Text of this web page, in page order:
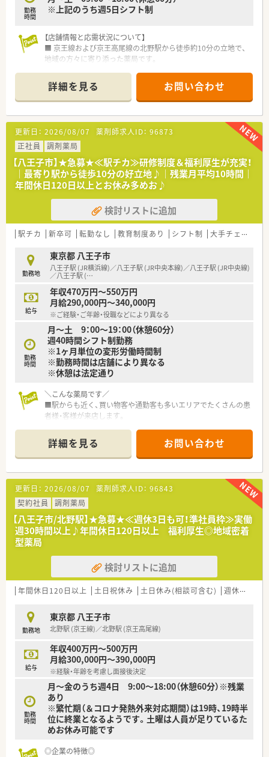
カウンセリングも含め正にトータルヘルスケアの名にふさわし
い体制です。
≪安心して長く働ける労働環境≫
■会長や社長は薬剤師です。
そのため薬剤師の気持ちを理解し汲んだ企業カラー、組織を構築
■従業員の労働環境整備にも配慮があり、年間休日115日。5日
連続休暇制度(取得率96.7％)、有給取得数も平均で10日以上。
残業は全社平均5～15h程度です。
用無し
■育児休業中に週1～2日のフレキシブル勤務可、復職後はお子
様が小学校3年生の学年末まで5時間の時短勤務可、最大10日ま
での看護休暇が取得できます。
≪キャリアパスが豊富≫
■年間50店舗の出店を予定しており、出店に伴い薬局長やエリ
アマネジャーのポジションが多数。
■1年以内での薬局長就任へ向けた習熟も実施しており、ご経験
を活かした早期のポジションアップが目指せます。
勤務
時間
※上記のうち週5日シフト制
【店舗情報と応需状況について】
■ 京王線および京王高尾線の北野駅から徒歩約10分の立地で、
地域の方々に寄り添った薬局です。
合で処方箋を応需しております。
■ 1日あたりの平均処方箋応需枚数は70～80枚程度で、薬剤師
は常時3～4名体制で対応しています。
【求人情報について】
■ 年間休日125日程度と多く、ワークライフバランスを重視した
い方に最適な求人情報です。
■ 有給休暇取得率は80%以上と高い実績があり、しっかりお休
みを取得できる環境が整っています。
■ 経験や条件により年収500万円から600万円スタートも可能
であり、高収入を目指せます。
【こんな方にオススメ】
■ 転居を伴う異動がなく、八王子市を中心とした地域に密着し
て長く働きたい方にオススメです。
ワークライフバランスを保ちたい方に最適です。
■ 多様な専門チームや管理職候補として、キャリアアップに挑
戦したいという自主性のある方に適しています。
詳細を見る お問い合わせ
更新日： 2026/08/07 薬剤師求人ID： 96873
正社員
調剤薬局
【八王子市】★急募★≪駅チカ≫研修制度＆福利厚生が充実！
｜最寄り駅から徒歩10分の好立地♪｜残業月平均10時間｜
年間休日120日以上とお休み多めお♪
検討リストに追加
駅チカ 新卒可 転勤なし 教育制度あり シフト制 大手チェーン以外
勤務地
東京都 八王子市
八王子駅 (JR横浜線)／八王子駅 (JR中央本線)／八王子駅 (JR中央線)
／八王子駅 (…
給与
年収470万円～550万円
月給290,000円～340,000円
※ご経験・ご年齢・役職などにより異なる
勤務
時間
月～土 9：00～19：00（休憩60分）
週40時間シフト制勤務
※1ヶ月単位の変形労働時間制
※勤務時間は店舗により異なる
※休憩は法定通り
＼こんな薬局です／
■駅からも近く、買い物客や通勤客も多いエリアでたくさんの患
者様・客様が来店します。
い科目の処方箋を応需しています。
■OTCや日用品の取り扱いもあり、来店しやすい店舗作りをして
います。
＼こんな企業です／
■日野市、八王子市の多摩エリアを中心に全体で26店舗を展開
している会社です。
■東京多摩地区に集中して店舗展開をしていますので、転居を伴
う転勤もなく地域に根付いたご就業が可能です。
■店舗形態も総合病院前薬局や広域型薬局、在宅特化型薬局等幅
＼在宅業務への取り組みについて／
■在宅医療に積極的に取り組んでおり、クリーンベンチを完備し
た店舗や往診同行を行っている店舗もあります。
率的かつ持続可能な成長を目指しています。また、在宅医療に特
化したキャリアを形成することも可能です。
＼環境面について／
■全店で電子薬歴、ピッキング監査システムを導入しており、業
務効率化と安全性（ミス削減）の両方を追及する機械化にも力を
入れております。
■全店舗、薬歴をクラウド化することにより、患者様の服用履歴
をどこの店舗でも全て確認をすることができ、
当患者様は近所のどの店舗に行っても、安心して服薬指導を受け
ることができます。また、AIを活用した薬歴システムを導入予定
です。
＼福利厚生について／
詳細を見る お問い合わせ
更新日： 2026/08/07 薬剤師求人ID： 96843
契約社員
調剤薬局
【八王子市/北野駅】★急募★≪週休3日も可！準社員枠≫実働
週30時間以上♪年間休日120日以上 福利厚生◎地域密着
型薬局
検討リストに追加
年間休日120日以上 土日祝休み 土日休み(相談可含む) 週休2.5日以上
勤務地
東京都 八王子市
北野駅 (京王線)／北野駅 (京王高尾線)
給与
年収400万円～500万円
月給300,000円～390,000円
※経験・年齢を考慮し面接後決定
勤務
時間
月～金のうち週4日 9:00～18:00（休憩60分）※残業
あり
※繁忙期（＆コロナ発熱外来対応期間）は19時、19時半
位に終業となるようです。土曜は人員が足りているた
めお休み可能です
◎企業の特徴◎